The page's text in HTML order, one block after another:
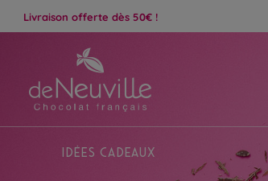
Livraison offerte dès 50€ !
Idées Cadeaux